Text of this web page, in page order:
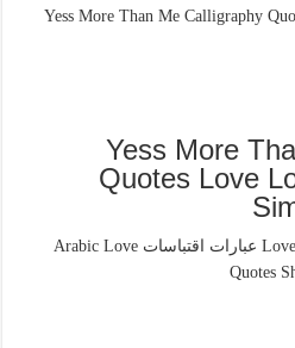
Yess More
Quotes Love